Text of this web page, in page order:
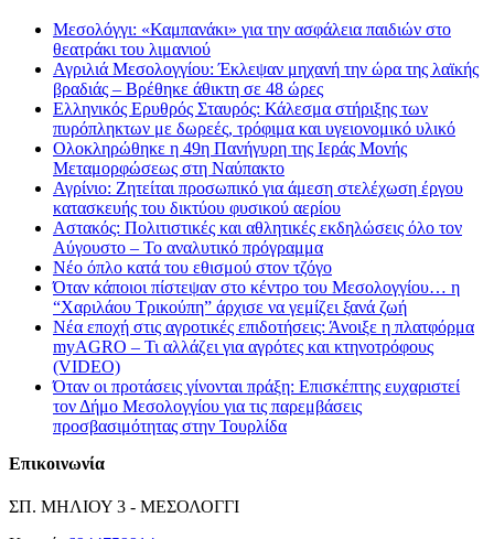
Μεσολόγγι: «Καμπανάκι» για την ασφάλεια παιδιών στο
θεατράκι του λιμανιού
Αγριλιά Μεσολογγίου: Έκλεψαν μηχανή την ώρα της λαϊκής
βραδιάς – Βρέθηκε άθικτη σε 48 ώρες
Ελληνικός Ερυθρός Σταυρός: Κάλεσμα στήριξης των
πυρόπληκτων με δωρεές, τρόφιμα και υγειονομικό υλικό
Ολοκληρώθηκε η 49η Πανήγυρη της Ιεράς Μονής
Μεταμορφώσεως στη Ναύπακτο
Αγρίνιο: Ζητείται προσωπικό για άμεση στελέχωση έργου
κατασκευής του δικτύου φυσικού αερίου
Αστακός: Πολιτιστικές και αθλητικές εκδηλώσεις όλο τον
Αύγουστο – Το αναλυτικό πρόγραμμα
Νέο όπλο κατά του εθισμού στον τζόγο
Όταν κάποιοι πίστεψαν στο κέντρο του Μεσολογγίου… η
“Χαριλάου Τρικούπη” άρχισε να γεμίζει ξανά ζωή
Νέα εποχή στις αγροτικές επιδοτήσεις: Άνοιξε η πλατφόρμα
myAGRO – Τι αλλάζει για αγρότες και κτηνοτρόφους
(VIDEO)
Όταν οι προτάσεις γίνονται πράξη: Επισκέπτης ευχαριστεί
τον Δήμο Μεσολογγίου για τις παρεμβάσεις
προσβασιμότητας στην Τουρλίδα
Επικοινωνία
ΣΠ. ΜΗΛΙΟΥ 3 - ΜΕΣΟΛΟΓΓΙ